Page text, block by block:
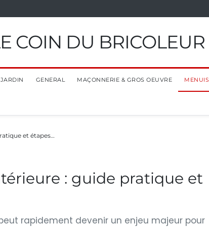
COIN DU BRICOLEUR
GENERAL MAÇONNERIE & GROS OEUVRE
et étapes…
: guide pratique et
rapidement devenir un enjeu majeur pour